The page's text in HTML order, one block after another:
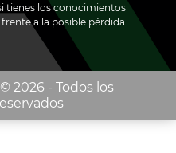
tienes los conocimientos
a la posible pérdida
2026 - Todos los